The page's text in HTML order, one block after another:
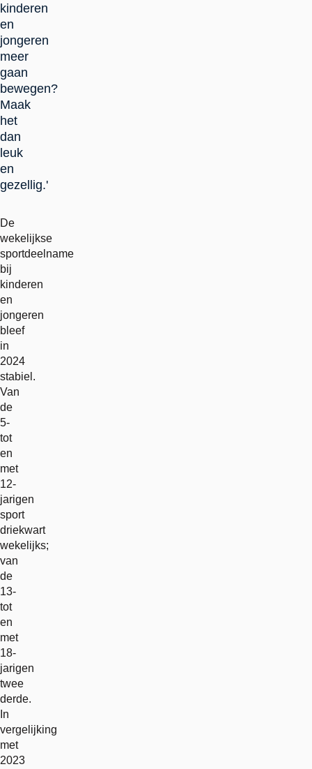
kinderen
en
jongeren
meer
gaan
bewegen?
Maak
het
dan
leuk
en
gezellig.'
De
wekelijkse
sportdeelname
bij
kinderen
en
jongeren
bleef
in
2024
stabiel.
Van
de
5-
tot
en
met
12-
jarigen
sport
driekwart
wekelijks;
van
de
13-
tot
en
met
18-
jarigen
twee
derde.
In
vergelijking
met
2023